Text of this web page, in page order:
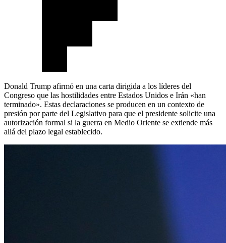
Donald Trump afirmó en una carta dirigida a los líderes del
Congreso que las hostilidades entre Estados Unidos e Irán «han
terminado». Estas declaraciones se producen en un contexto de
presión por parte del Legislativo para que el presidente solicite una
autorización formal si la guerra en Medio Oriente se extiende más
allá del plazo legal establecido.